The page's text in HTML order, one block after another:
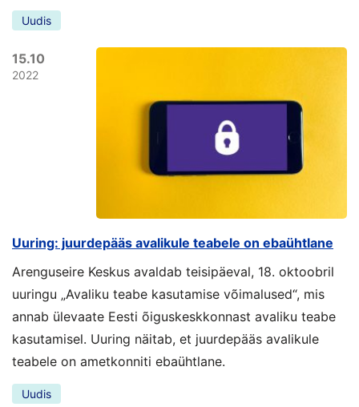
Uudis
15.10
2022
Uuring: juurdepääs avalikule teabele on ebaühtlane
Arenguseire Keskus avaldab teisipäeval, 18. oktoobril
uuringu „Avaliku teabe kasutamise võimalused“, mis
annab ülevaate Eesti õiguskeskkonnast avaliku teabe
kasutamisel. Uuring näitab, et juurdepääs avalikule
teabele on ametkonniti ebaühtlane.
Uudis